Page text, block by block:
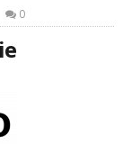
0